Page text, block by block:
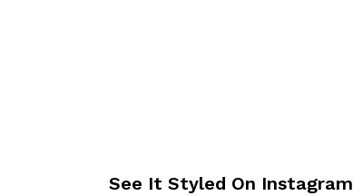
See It Styled On Instagram